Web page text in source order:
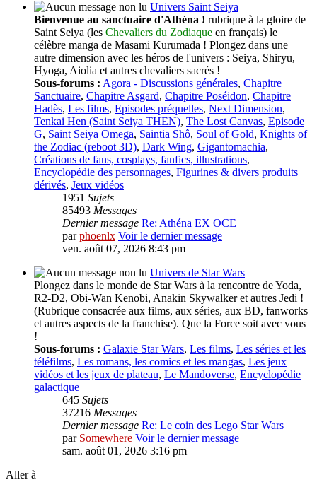
Univers Saint Seiya
Bienvenue au sanctuaire d'Athéna ! rubrique à la gloire de
Saint Seiya (les Chevaliers du Zodiaque en français) le
célèbre manga de Masami Kurumada ! Plongez dans une
autre dimension avec les héros de l'univers : Seiya, Shiryu,
Hyoga, Aiolia et autres chevaliers sacrés !
Sous-forums : Agora - Discussions générales, Chapitre
Sanctuaire, Chapitre Asgard, Chapitre Poséidon, Chapitre
Hadès, Les films, Episodes préquelles, Next Dimension,
Tenkai Hen (Saint Seiya THEN), The Lost Canvas, Episode
G, Saint Seiya Omega, Saintia Shô, Soul of Gold, Knights of
the Zodiac (reboot 3D), Dark Wing, Gigantomachia,
Créations de fans, cosplays, fanfics, illustrations,
Encyclopédie des personnages, Figurines & divers produits
dérivés, Jeux vidéos
1951 Sujets
85493 Messages
Dernier message Re: Athéna EX OCE
parphoenlx Voir le dernier message
ven. août 07, 2026 8:43 pm
Univers de Star Wars
Plongez dans le monde de Star Wars à la rencontre de Yoda,
R2-D2, Obi-Wan Kenobi, Anakin Skywalker et autres Jedi !
(Rubrique consacrée aux films, aux séries, aux BD, fanworks
et autres aspects de la franchise). Que la Force soit avec vous
!
Sous-forums : Galaxie Star Wars, Les films, Les séries et les
téléfilms, Les romans, les comics et les mangas, Les jeux
vidéos et les jeux de plateau, Le Mandoverse, Encyclopédie
galactique
645 Sujets
37216 Messages
Dernier message Re: Le coin des Lego Star Wars
par Somewhere Voir le dernier message
sam. août 01, 2026 3:16 pm
Aller à